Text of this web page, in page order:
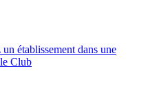
un établissement dans une
Club